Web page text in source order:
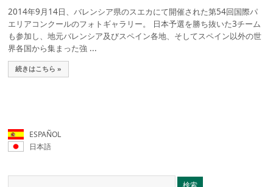
2014年9月14日、バレンシア県のスエカにて開催された第54回国際パ
エリアコンクールのフォトギャラリー。 日本予選を勝ち抜いた3チーム
も参加し、地元バレンシア及びスペイン各地、そしてスペイン以外の世
界各国から集まった強 ...
続きはこちら »
ESPAÑOL
日本語